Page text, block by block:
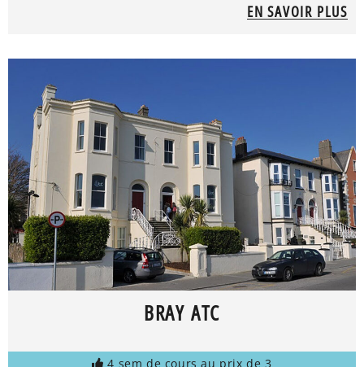
EN SAVOIR PLUS
BRAY ATC
4 sem de cours au prix de 3